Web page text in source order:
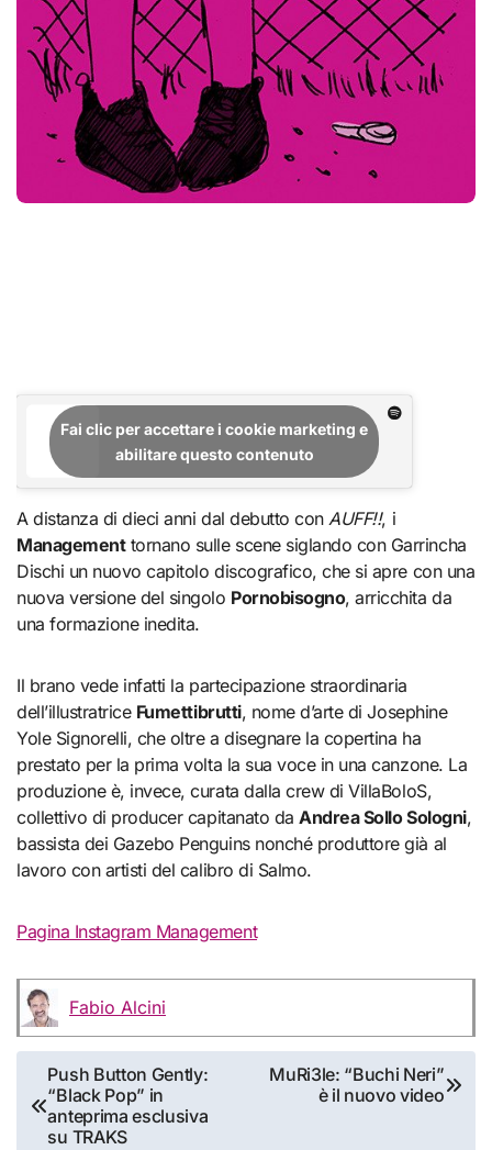
Fai clic per accettare i cookie marketing e
abilitare questo contenuto
A distanza di dieci anni dal debutto con AUFF!!, i
Managementtornano sulle scene siglando con Garrincha
Dischi un nuovo capitolo discografico, che si apre con una
nuova versione del singolo Pornobisogno, arricchita da
una formazione inedita.
Il brano vede infatti la partecipazione straordinaria
dell’illustratrice Fumettibrutti, nome d’arte di Josephine
Yole Signorelli, che oltre a disegnare la copertina ha
prestato per la prima volta la sua voce in una canzone. La
produzione è, invece, curata dalla crew di VillaBoloS,
collettivo di producer capitanato daAndrea Sollo Sologni,
bassista dei Gazebo Penguins nonché produttore già al
lavoro con artisti del calibro di Salmo.
Pagina Instagram Management
Fabio Alcini
Navigazione
articoli
Push Button Gently:
“Black Pop” in
anteprima esclusiva
su TRAKS
MuRi3le: “Buchi Neri”
è il nuovo video